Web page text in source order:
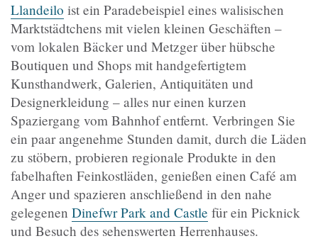
Llandeilo ist ein Paradebeispiel eines walisischen
Marktstädtchens mit vielen kleinen Geschäften –
vom lokalen Bäcker und Metzger über hübsche
Boutiquen und Shops mit handgefertigtem
Kunsthandwerk, Galerien, Antiquitäten und
Designerkleidung – alles nur einen kurzen
Spaziergang vom Bahnhof entfernt. Verbringen Sie
ein paar angenehme Stunden damit, durch die Läden
zu stöbern, probieren regionale Produkte in den
fabelhaften Feinkostläden, genießen einen Café am
Anger und spazieren anschließend in den nahe
gelegenen Dinefwr Park and Castle für ein Picknick
und Besuch des sehenswerten Herrenhauses.